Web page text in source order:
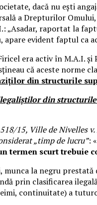
dacă nu ești
a Drepturilor
„Asadar, raportat la
evident faptul ca
era activ în M.A.I.
că aceste norme
din structurile
din
15, Ville de Nivelles
„timp de lucru”:
scurt trebuie
munca la negru
prin clasificarea
continuitate) a